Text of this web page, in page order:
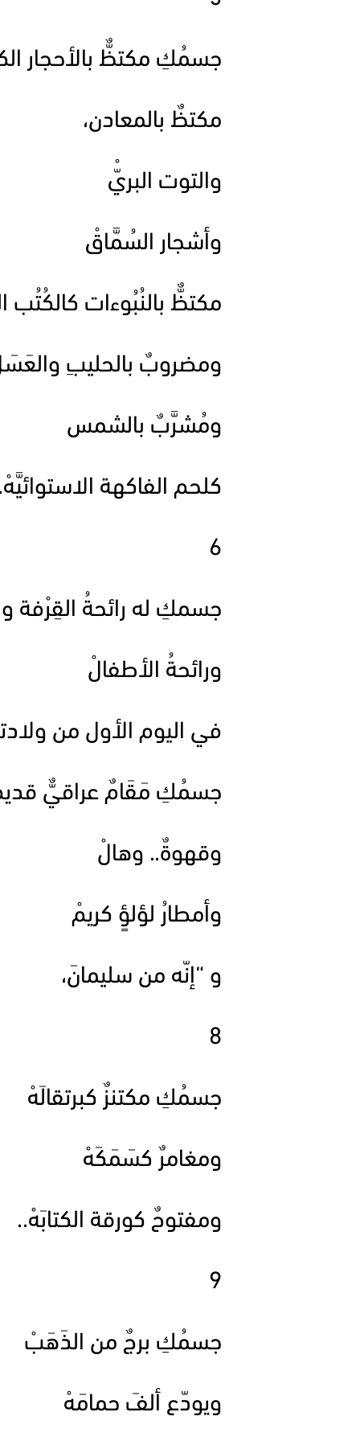
جسمُكِ مكتظٌّ بالأحجار
مكتظٌ بالمعادن،
والتوت البريّْ
وأشجار السُمَّاقْ
مكتظٌّ بالنُبُوءات كالكُتُب
ومضروبٌ بالحليبِ
ومُشرَّبٌ بالشمس
كلحم الفاكهة
6
جسمكِ له رائحةُ القِرْفة
ورائحةُ الأطفالْ
في اليوم الأول من
جسمُكِ مَقَامٌ عراقيٌّ
وقهوةٌ.. وهالْ
وأمطارُ لؤلؤٍ كريمْ
و “إنّه من سليمانَ،
8
جسمُكِ مكتنزٌ كبرتقالَهْ
ومغامرٌ كسَمَكَهْ
ومفتوحٌ كورقة الكتابَهْ..
9
جسمُكِ برجٌ من الذَهَبْ
ويودّع ألفَ حمامَهْ